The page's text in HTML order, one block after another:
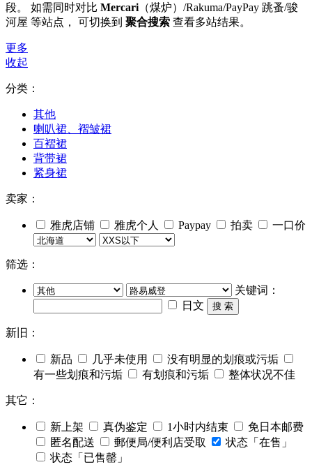
段。 如需同时对比 Mercari （煤炉）/Rakuma/PayPay 跳蚤/骏
河屋 等站点， 可切换到 聚合搜索 查看多站结果。
更多
收起
分类：
其他
喇叭裙、褶皱裙
百褶裙
背带裙
紧身裙
卖家：
雅虎店铺 雅虎个人 Paypay 拍卖 一口价
筛选：
关键词：
日文
搜 索
新旧：
新品 几乎未使用
没有明显的划痕或污垢
有一些划痕和污垢
有划痕和污垢 整体状况不佳
其它：
新上架 真伪鉴定 1小时内结束
免日本邮费
匿名配送
郵便局/便利店受取
状态「在售」
状态「已售罄」